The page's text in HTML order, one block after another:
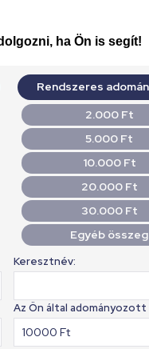
ha Ön is segít!